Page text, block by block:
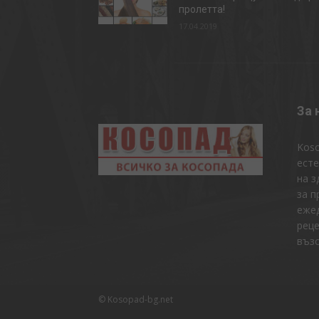
пролетта!
За
на
за
© Kosopad-bg.net